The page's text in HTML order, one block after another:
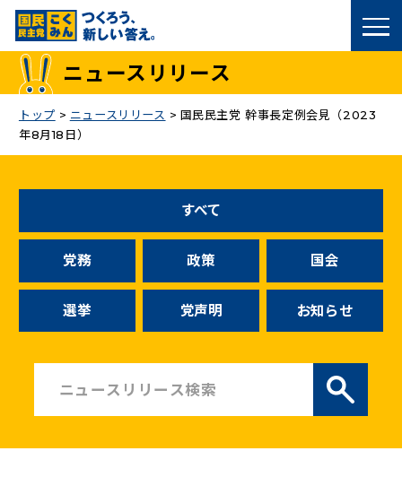
国民民主党トップ
議員
候補者公募
こくみん政治塾
お問い合わせ
ニュースリリース
ニュースリリース
トップ > ニュースリリース > 国民民主党 幹事長定例会見（2023
年8月18日）
すべて
党務 政策 国会
選挙 党声明 お知らせ